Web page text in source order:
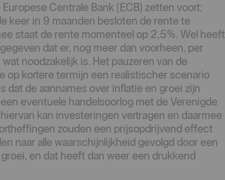
Centrale Bank (ECB) zetten voort;
keer in 9 maanden besloten de rente te
staat de rente momenteel op 2,5%. Wel heeft
dat er, nog meer dan voorheen, per
noodzakelijk is. Het pauzeren van de
op kortere termijn een realistischer scenario
dat de aannames over inflatie en groei zijn
eventuele handelsoorlog met de Verenigde
kan investeringen vertragen en daarmee
zouden een prijsopdrijvend effect
naar alle waarschijnlijkheid gevolgd door een
en dat heeft dan weer een drukkend